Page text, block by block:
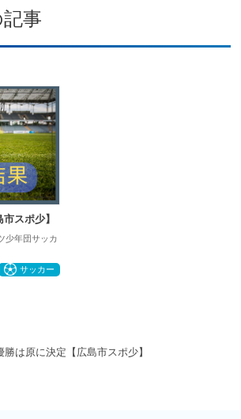
勝は原に決定【広島市スポ少】
事
スポ少】
少年団サッカ
サッカー